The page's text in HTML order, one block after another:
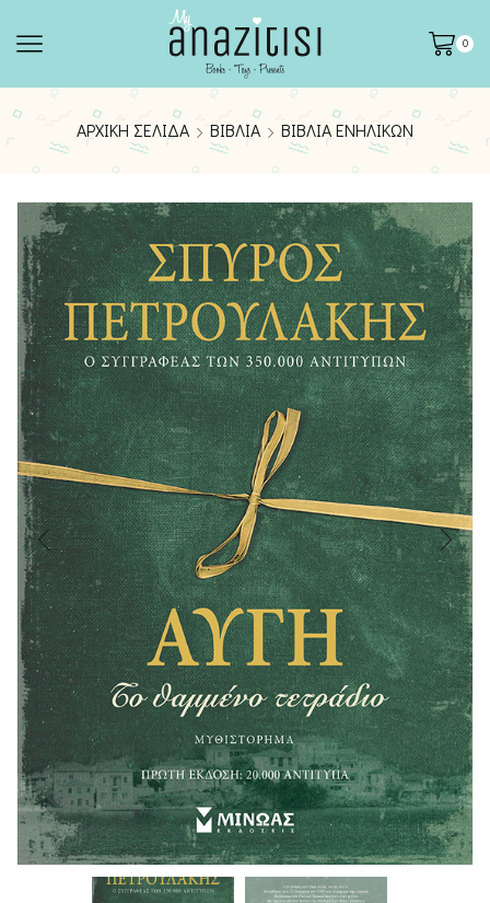
0
ΑΡΧΙΚΉ ΣΕΛΊΔΑ ΒΙΒΛΊΑ ΒΙΒΛΊΑ ΕΝΗΛΊΚΩΝ